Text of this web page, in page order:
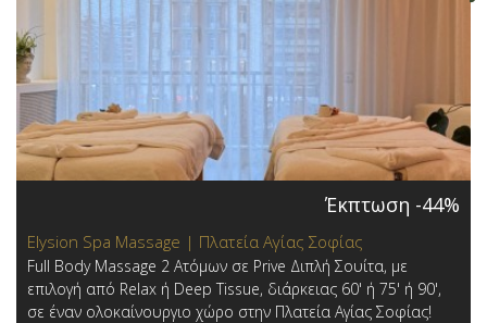
Έκπτωση -44%
Elysion Spa Massage | Πλατεία Αγίας Σοφίας
Full Body Massage 2 Ατόμων σε Prive Διπλή Σουίτα, με
επιλογή από Relax ή Deep Tissue, διάρκειας 60' ή 75' ή 90',
σε έναν ολοκαίνουργιο χώρο στην Πλατεία Αγίας Σοφίας!